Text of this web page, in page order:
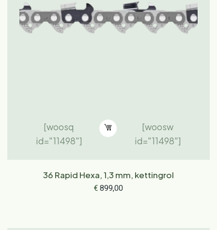
[woosq
id="11498"]
[woosw
id="11498"]
36 Rapid Hexa, 1,3 mm, kettingrol
€899,00